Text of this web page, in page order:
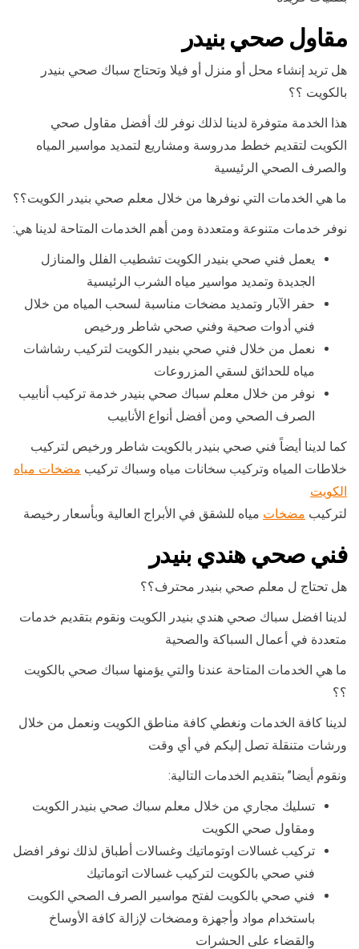
مقاول صحي بنيدر
هل تريد إنشاء محل أو منزل أو فيلا وتحتاج سباك صحي بنيدر
بالكويت ؟؟
هذا الخدمة متوفرة لدينا لذلك نوفر لك أفضل مقاول صحي
الكويت لتقديم خطط مدروسة ومشاريع لتمديد مواسير المياه
والصرف الصحي الرئيسية
ما هي الخدمات التي نوفرها من خلال معلم صحي بنيدر الكويت؟؟
نوفر خدمات متنوعة ومتعددة ومن أهم الخدمات المتاحة لدينا هي:
يعمل فني صحي بنيدر الكويت تشطيب الفلل والمنازل
الجديدة وتمديد مواسير مياه الشرب الرئيسية
حفر الآبار وتمديد مضخات مناسبة لسحب المياه من خلال
فني أدوات صحية وفني صحي شاطر ورخيص
نعمل من خلال فني صحي بنيدر الكويت لتركيب رشاشات
مياه للحدائق لسقي المزروعات
نوفر من خلال معلم سباك صحي بنيدر خدمة تركيب أنابيب
الصرف الصحي ومن أفضل أنواع الأنابيب
كما لدينا أيضاً فني صحي بنيدر بالكويت شاطر ورخيص لتركيب
خلاطات المياه وتركيب سخانات مياه وسباك تركيب مضخات مياه
الكويت
لتركيب مضخات مياه للشقق في الأبراج العالية وبأسعار رخيصة
فني صحي هندي بنيدر
هل تحتاج ل معلم صحي بنيدر محترف؟؟
لدينا افضل سباك صحي هندي بنيدر الكويت ونقوم بتقديم خدمات
متعددة في أعمال السباكة والصحية
ما هي الخدمات المتاحة عندنا والتي يؤمنها سباك صحي بالكويت
؟؟
لدينا كافة الخدمات ونغطي كافة مناطق الكويت ونعمل من خلال
ورشات متنقلة تصل إليكم في أي وقت
ونقوم أيضا” بتقديم الخدمات التالية:
تسليك مجاري من خلال معلم سباك صحي بنيدر الكويت
ومقاول صحي الكويت
تركيب غسالات اوتوماتيك وغسالات أطباق لذلك نوفر افضل
فني صحي بالكويت لتركيب غسالات اتوماتيك
فني صحي بالكويت لفتح مواسير الصرف الصحي الكويت
باستخدام مواد وأجهزة ومضخات لإزالة كافة الأوساخ
والقضاء على الحشرات